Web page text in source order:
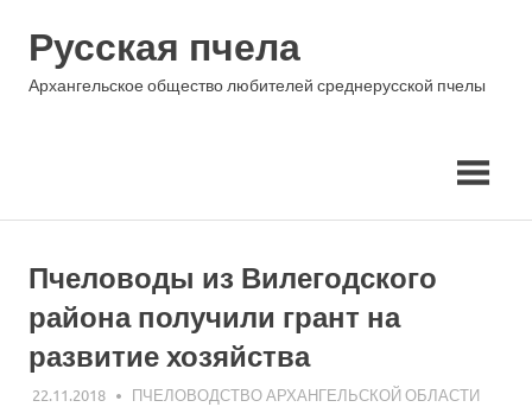
content
Русская пчела
Архангельское общество любителей среднерусской пчелы
Пчеловоды из Вилегодского
района получили грант на
развитие хозяйства
22.11.2018 АЛЕКСАНДР ГОРШКОВ
ПЧЕЛОВОДСТВО АРХАНГЕЛЬСКОЙ ОБЛАСТИ